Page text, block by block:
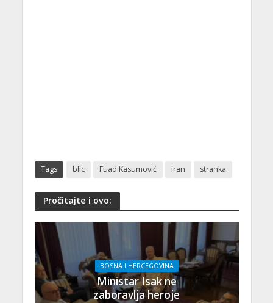
Tags blic Fuad Kasumović iran stranka
Pročitajte i ovo:
BOSNA I HERCEGOVINA
Ministar Isak ne
zaboravlja heroje